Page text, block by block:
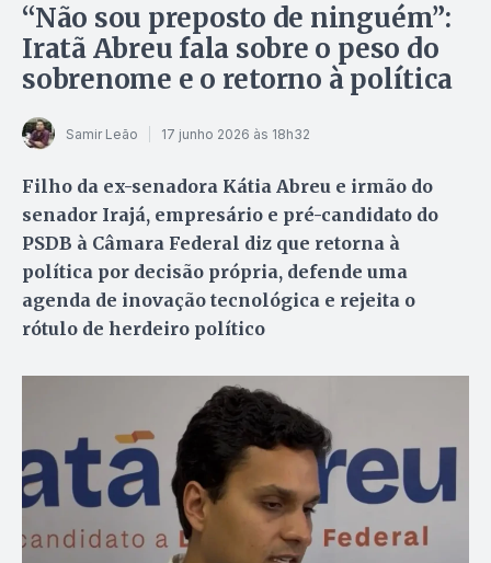
“Não sou preposto de ninguém”:
Iratã Abreu fala sobre o peso do
sobrenome e o retorno à política
Samir Leão 17 junho 2026 às 18h32
Filho da ex-senadora Kátia Abreu e irmão do
senador Irajá, empresário e pré-candidato do
PSDB à Câmara Federal diz que retorna à
política por decisão própria, defende uma
agenda de inovação tecnológica e rejeita o
rótulo de herdeiro político